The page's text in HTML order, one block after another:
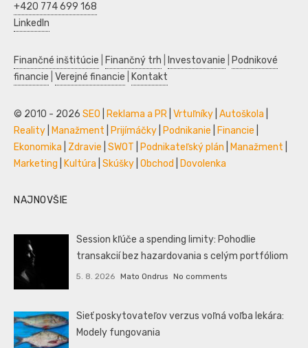
+420 774 699 168
LinkedIn
Finančné inštitúcie Finančný trh Investovanie
Podnikové
financie Verejné financie Kontakt
© 2010 - 2026 SEO Reklama a PR Vrtuľníky Autoškola
Reality
Manažment Prijímáčky Podnikanie Financie
Ekonomika
Zdravie SWOT Podnikateľský plán Manažment
Marketing
Kultúra Skúšky Obchod Dovolenka
NAJNOVŠIE
Session kľúče a spending limity: Pohodlie
transakcií bez hazardovania s celým portfóliom
5. 8. 2026 Mato Ondrus No comments
Sieť poskytovateľov verzus voľná voľba lekára:
Modely fungovania